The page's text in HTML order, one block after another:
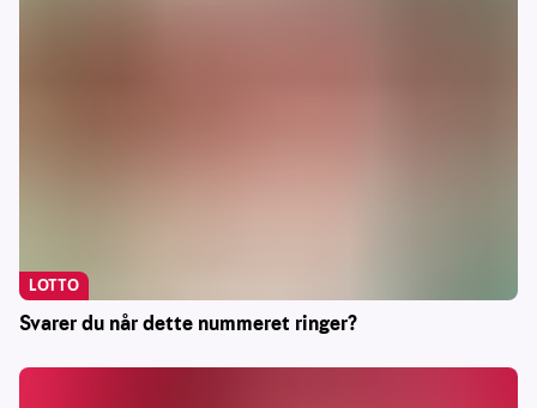
Svarer du når dette nummeret ringer?
LOTTO